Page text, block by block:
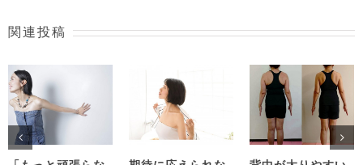
関連投稿